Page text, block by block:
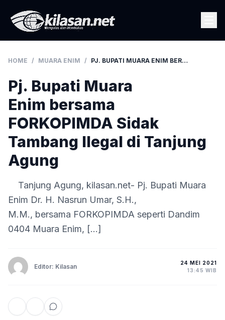
HOME / MUARA ENIM / PJ. BUPATI MUARA ENIM BERSAMA FORKOPIMDA SIDAK TAMBANG ILEGAL DI TANJUNG AGUNG
Pj. Bupati Muara
Enim bersama
FORKOPIMDA Sidak
Tambang Ilegal di Tanjung
Agung
Tanjung Agung, kilasan.net- Pj. Bupati Muara
Enim Dr. H. Nasrun Umar, S.H.,
M.M., bersama FORKOPIMDA seperti Dandim
0404 Muara Enim, […]
Editor: Kilasan
24 MEI 2021
13:45 WIB